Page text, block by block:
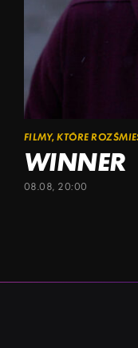
FILMY, KTÓRE
WINNER
08.08, 20:00